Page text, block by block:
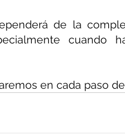
de la
cuando
en cada paso